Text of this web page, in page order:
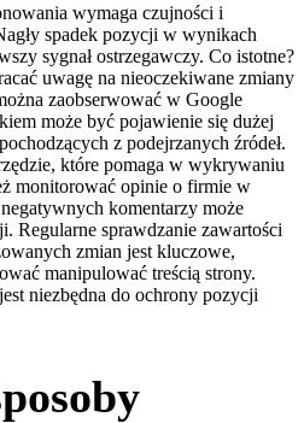
wymaga czujności i
spadek pozycji w wynikach
sygnał ostrzegawczy. Co istotne?
uwagę na nieoczekiwane zmiany
zaobserwować w Google
może być pojawienie się dużej
z podejrzanych źródeł.
które pomaga w wykrywaniu
monitorować opinie o firmie w
komentarzy może
Regularne sprawdzanie zawartości
zmian jest kluczowe,
manipulować treścią strony.
niezbędna do ochrony pozycji